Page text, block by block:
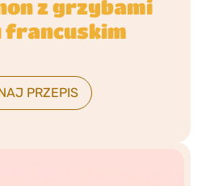
z grzybami
francuskim
PRZEPIS